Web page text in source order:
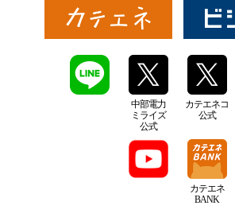
中部電力
ミライズ
公式
カテエネコ
公式
カテエネ
BANK